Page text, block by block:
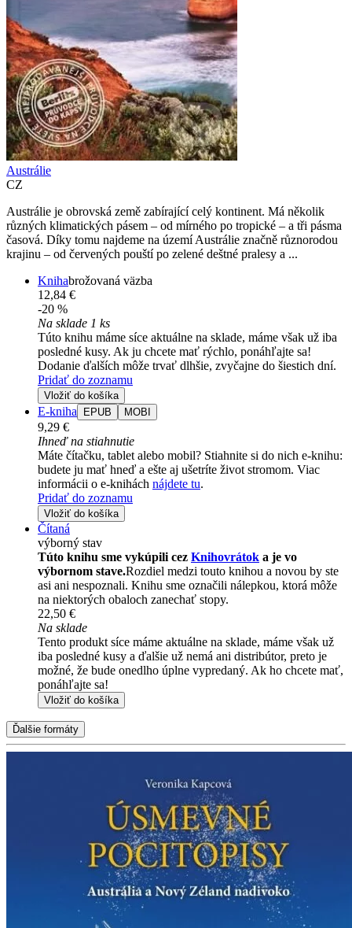
Austrálie
CZ
Austrálie je obrovská země zabírající celý kontinent. Má několik
různých klimatických pásem – od mírného po tropické – a tři pásma
časová. Díky tomu najdeme na území Austrálie značně různorodou
krajinu – od červených pouští po zelené deštné pralesy a ...
Knihabrožovaná väzba
12,84 €
-20 %
Na sklade 1 ks
Túto knihu máme síce aktuálne na sklade, máme však už iba
posledné kusy. Ak ju chcete mať rýchlo, ponáhľajte sa!
Dodanie ďalších môže trvať dlhšie, zvyčajne do šiestich dní.
Pridať do zoznamu
Vložiť do košíka
E-kniha EPUB MOBI
9,29 €
Ihneď na stiahnutie
Máte čítačku, tablet alebo mobil? Stiahnite si do nich e-knihu:
budete ju mať hneď a ešte aj ušetríte život stromom. Viac
informácii o e-knihách nájdete tu.
Pridať do zoznamu
Vložiť do košíka
Čítaná
výborný stav
Túto knihu sme vykúpili cez Knihovrátok a je vo
výbornom stave.Rozdiel medzi touto knihou a novou by ste
asi ani nespoznali. Knihu sme označili nálepkou, ktorá môže
na niektorých obaloch zanechať stopy.
22,50 €
Na sklade
Tento produkt síce máme aktuálne na sklade, máme však už
iba posledné kusy a ďalšie už nemá ani distribútor, preto je
možné, že bude onedlho úplne vypredaný. Ak ho chcete mať,
ponáhľajte sa!
Vložiť do košíka
Ďalšie formáty